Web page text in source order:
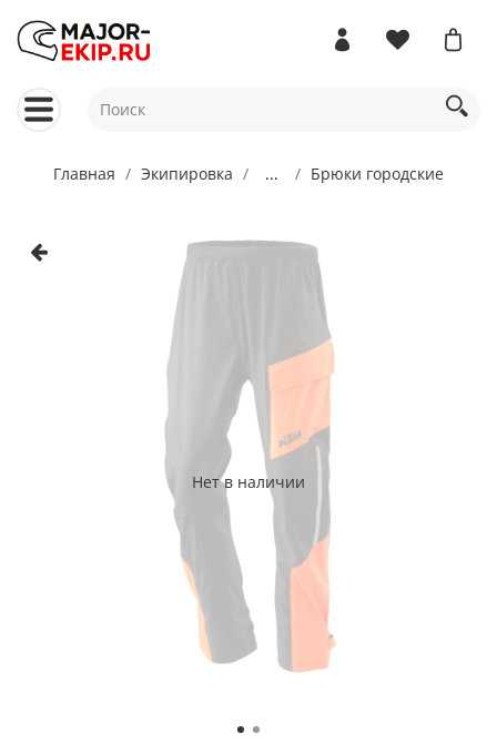
Главная Экипировка ... Брюки городские
Нет в наличии